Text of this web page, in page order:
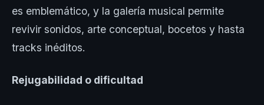
es emblemático, y la galería musical permite
revivir sonidos, arte conceptual, bocetos y hasta
tracks inéditos.
Rejugabilidad o dificultad